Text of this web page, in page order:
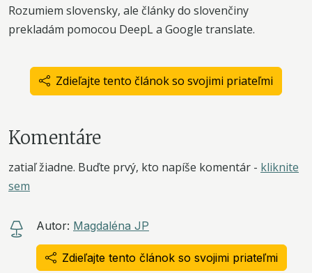
Rozumiem slovensky, ale články do slovenčiny
prekladám pomocou DeepL a Google translate.
Zdieľajte tento článok so svojimi priateľmi
Komentáre
zatiaľ žiadne. Buďte prvý, kto napíše komentár - kliknite
sem
Autor: Magdaléna JP
Zdieľajte tento článok so svojimi priateľmi